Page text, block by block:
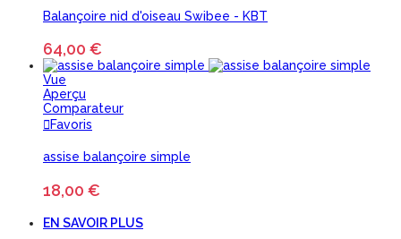
Balançoire nid d'oiseau Swibee - KBT
64,00 €
Vue
Aperçu
Comparateur
Favoris
assise balançoire simple
18,00 €
EN SAVOIR PLUS